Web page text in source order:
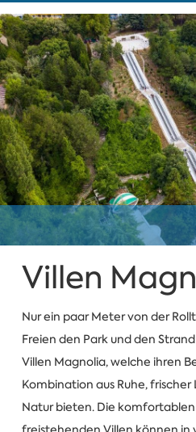
Villen
Nur ein paar Meter von der
Freien den Park und den
Villen Magnolia, welche ihren
Kombination aus Ruhe,
Natur bieten. Die